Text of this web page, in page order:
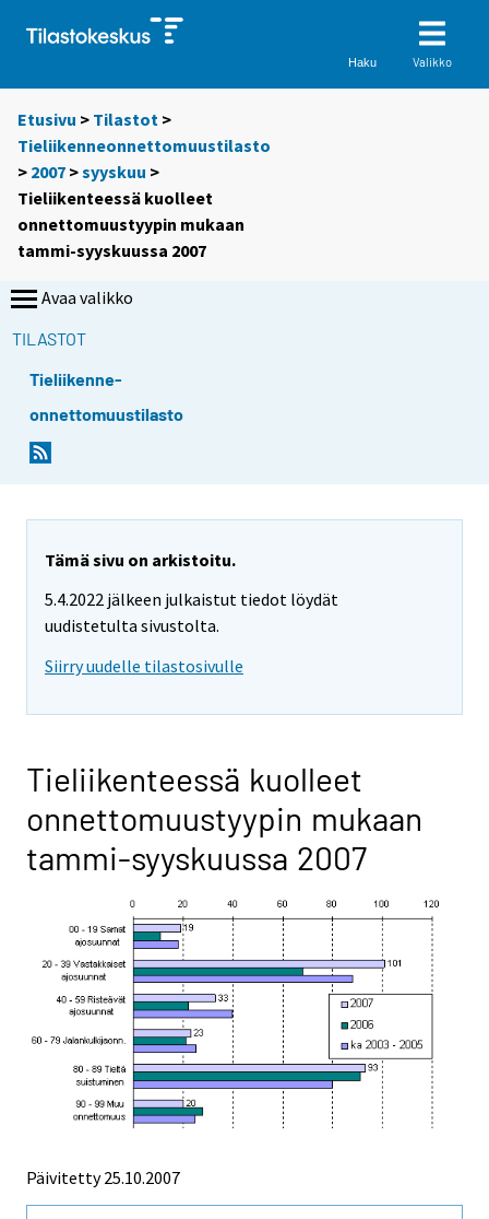
Haku Valikko
Etusivu > Tilastot >
Tieliikenneonnettomuustilasto
> 2007 >syyskuu >
Tieliikenteessä kuolleet
onnettomuustyypin mukaan
tammi-syyskuussa 2007
Avaa valikko
TILASTOT
Tieliikenne-
onnettomuustilasto
Tämä sivu on arkistoitu.
5.4.2022 jälkeen julkaistut tiedot löydät
uudistetulta sivustolta.
Siirry uudelle tilastosivulle
Tieliikenteessä kuolleet
onnettomuustyypin mukaan
tammi-syyskuussa 2007
Päivitetty25.10.2007